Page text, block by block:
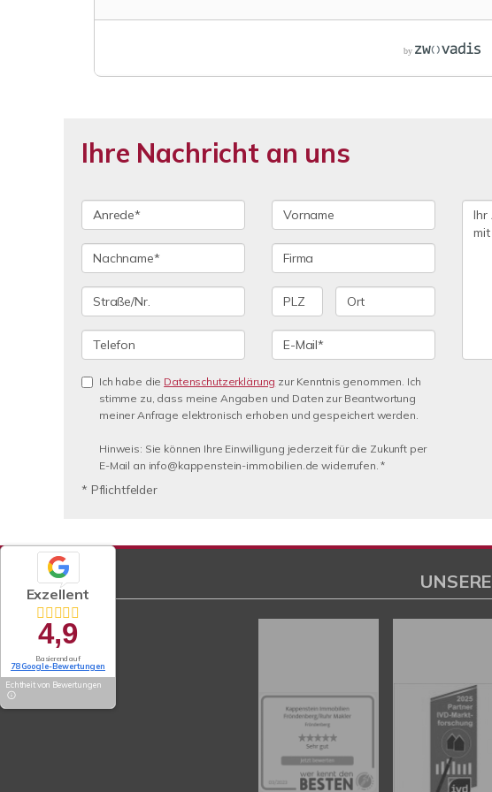
Ihre Nachricht an uns
Ich habe die Datenschutzerklärung zur Kenntnis genommen. Ich
stimme zu, dass meine Angaben und Daten zur Beantwortung
meiner Anfrage elektronisch erhoben und gespeichert werden.
Hinweis: Sie können Ihre Einwilligung jederzeit für die Zukunft per
E-Mail an info@kappenstein-immobilien.de widerrufen. *
* Pflichtfelder
Exzellent
4,9
Basierend auf
78 Google-Bewertungen
Echtheit von Bewertungen